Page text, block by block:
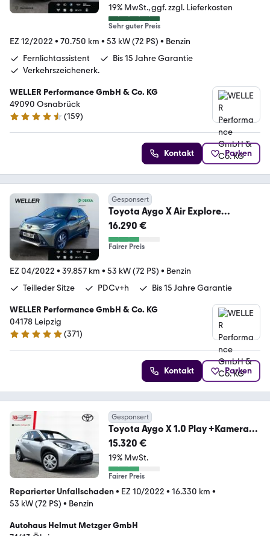
19% MwSt. ggf. zzgl. Lieferkosten
Sehr guter Preis
EZ 12/2022 • 70.750 km • 53 kW (72 PS) • Benzin
Fernlichtassistent
Bis 15 Jahre Garantie
Verkehrszeichenerk.
WELLER Performance GmbH & Co. KG
49090 Osnabrück
4.5 Sterne
(159)
Kontakt Parken
Gesponsert
Toyota Aygo X Air Explore
*LED*Faltdach*CarPlay*SHZ*CA
M
16.290 €
Fairer Preis
EZ 04/2022 • 39.857 km • 53 kW (72 PS) • Benzin
Teilleder Sitze
PDCv+h Bis 15 Jahre Garantie
WELLER Performance GmbH & Co. KG
04178 Leipzig
4.8 Sterne
(371)
Kontakt Parken
Gesponsert
Toyota Aygo X 1.0 Play +Kamera
+Carplay +Klima +Tempoma
15.320 €
19% MwSt.
Fairer Preis
Reparierter Unfallschaden• EZ 10/2022 • 16.330 km •
53 kW (72 PS) • Benzin
Autohaus Helmut Metzger GmbH